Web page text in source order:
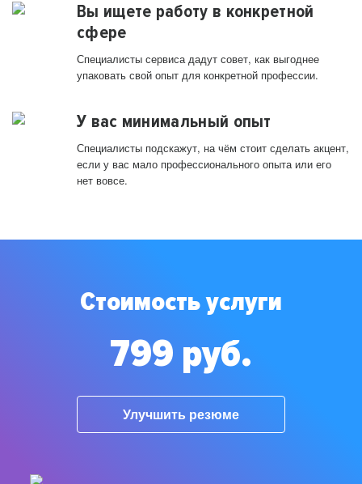
Вы ищете работу в конкретной
сфере
Специалисты сервиса дадут совет, как выгоднее
упаковать свой опыт для конкретной профессии.
У вас минимальный опыт
Специалисты подскажут, на чём стоит сделать акцент,
если у вас мало профессионального опыта или его
нет вовсе.
Стоимость услуги
799 руб.
Улучшить резюме